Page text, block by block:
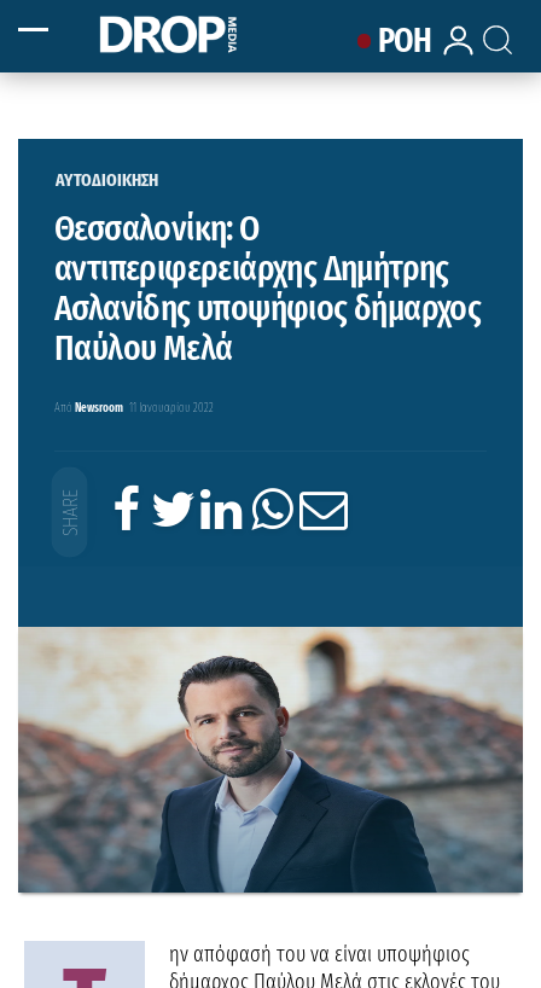
ΡΟΗ
ΑΥΤΟΔΙΟΙΚΗΣΗ
Θεσσαλονίκη: Ο
αντιπεριφερειάρχης Δημήτρης
Ασλανίδης υποψήφιος δήμαρχος
Παύλου Μελά
Από Newsroom 11 Ιανουαρίου 2022
ην απόφασή του να είναι υποψήφιος
δήμαρχος Παύλου Μελά στις εκλογές του